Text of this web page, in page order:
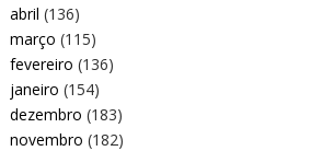
abril (136)
março (115)
fevereiro (136)
janeiro (154)
dezembro (183)
novembro (182)